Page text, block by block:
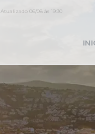
Atualizado 06/08 às 19:30